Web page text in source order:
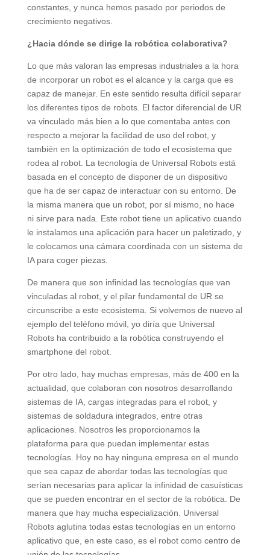
constantes, y nunca hemos pasado por periodos de
crecimiento negativos.
¿Hacia dónde se dirige la robótica colaborativa?
Lo que más valoran las empresas industriales a la hora
de incorporar un robot es el alcance y la carga que es
capaz de manejar. En este sentido resulta difícil separar
los diferentes tipos de robots. El factor diferencial de UR
va vinculado más bien a lo que comentaba antes con
respecto a mejorar la facilidad de uso del robot, y
también en la optimización de todo el ecosistema que
rodea al robot. La tecnología de Universal Robots está
basada en el concepto de disponer de un dispositivo
que ha de ser capaz de interactuar con su entorno. De
la misma manera que un robot, por sí mismo, no hace
ni sirve para nada. Este robot tiene un aplicativo cuando
le instalamos una aplicación para hacer un paletizado, y
le colocamos una cámara coordinada con un sistema de
IA para coger piezas.
De manera que son infinidad las tecnologías que van
vinculadas al robot, y el pilar fundamental de UR se
circunscribe a este ecosistema. Si volvemos de nuevo al
ejemplo del teléfono móvil, yo diría que Universal
Robots ha contribuido a la robótica construyendo el
smartphone del robot.
Por otro lado, hay muchas empresas, más de 400 en la
actualidad, que colaboran con nosotros desarrollando
sistemas de IA, cargas integradas para el robot, y
sistemas de soldadura integrados, entre otras
aplicaciones. Nosotros les proporcionamos la
plataforma para que puedan implementar estas
tecnologías. Hoy no hay ninguna empresa en el mundo
que sea capaz de abordar todas las tecnologías que
serían necesarias para aplicar la infinidad de casuísticas
que se pueden encontrar en el sector de la robótica. De
manera que hay mucha especialización. Universal
Robots aglutina todas estas tecnologías en un entorno
aplicativo que, en este caso, es el robot como centro de